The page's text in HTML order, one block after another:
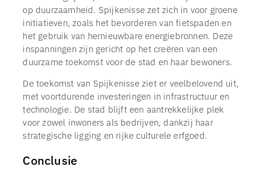
op duurzaamheid. Spijkenisse zet zich in voor groene
initiatieven, zoals het bevorderen van fietspaden en
het gebruik van hernieuwbare energiebronnen. Deze
inspanningen zijn gericht op het creëren van een
duurzame toekomst voor de stad en haar bewoners.
De toekomst van Spijkenisse ziet er veelbelovend uit,
met voortdurende investeringen in infrastructuur en
technologie. De stad blijft een aantrekkelijke plek
voor zowel inwoners als bedrijven, dankzij haar
strategische ligging en rijke culturele erfgoed.
Conclusie